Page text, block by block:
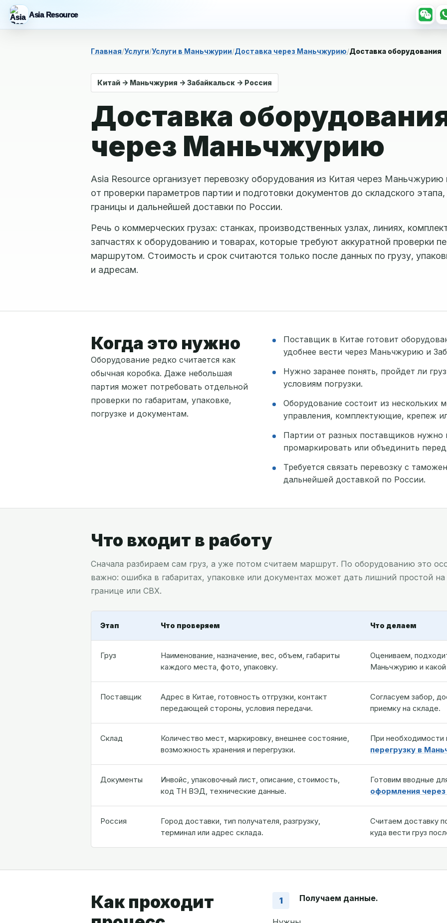
Asia Resource
Главная Услуги Услуги в Маньчжурии Доставка через Маньчжурию Доставка оборудования
Китай -> Маньчжурия -> Забайкальск -> Россия
Доставка
через Маньчжурию
Asia Resource организует перевозку оборудования из Китая через Маньчжурию
от проверки параметров партии и подготовки документов до складского
границы и дальнейшей доставки по России.
Речь о коммерческих грузах: станках, производственных узлах, линиях,
запчастях к оборудованию и товарах, которые требуют аккуратной проверки
маршрутом. Стоимость и срок считаются только после данных по грузу,
и адресам.
Когда это нужно
Оборудование редко считается как
обычная коробка. Даже небольшая
партия может потребовать отдельной
проверки по габаритам, упаковке,
погрузке и документам.
Поставщик в Китае готовит
удобнее вести через Маньчжурию и
Нужно заранее понять, пройдет ли
условиям погрузки.
Оборудование состоит из нескольких
управления, комплектующие, крепеж
Партии от разных поставщиков нужно
промаркировать или объединить
Требуется связать перевозку с
дальнейшей доставкой по России.
Что входит в работу
Сначала разбираем сам груз, а уже потом считаем маршрут. По оборудованию это
важно: ошибка в габаритах, упаковке или документах может дать лишний простой на
границе или СВХ.
Этап Что проверяем Что делаем
Груз
Наименование, назначение, вес, объем, габариты
каждого места, фото, упаковку.
Оцениваем,
Маньчжурию и
Поставщик
Адрес в Китае, готовность отгрузки, контакт
передающей стороны, условия передачи.
Согласуем забор,
приемку на складе.
Склад
Количество мест, маркировку, внешнее состояние,
возможность хранения и перегрузки.
При
перегрузку в
Документы
Инвойс, упаковочный лист, описание, стоимость,
код ТН ВЭД, технические данные.
Готовим вводные
оформления через
Россия
Город доставки, тип получателя, разгрузку,
терминал или адрес склада.
Считаем доставку
куда вести груз
Как проходит
Получаем данные.